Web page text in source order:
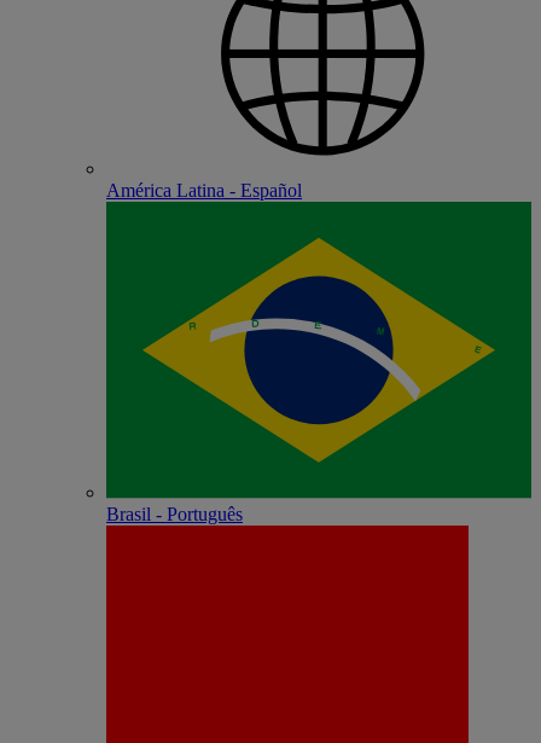
América Latina - Español
Brasil - Português